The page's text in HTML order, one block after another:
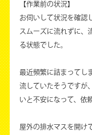
【作業前の状況】
お伺いして状況を確認
スムーズに流れずに、
る状態でした。
最近頻繁に詰まってし
流していたそうですが
いと不安になって、依
屋外の排水マスを開け